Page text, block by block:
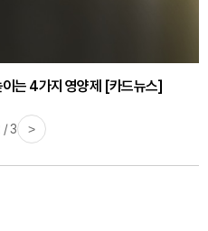
이는 4가지 영양제 [카드뉴스]
/ 3 >